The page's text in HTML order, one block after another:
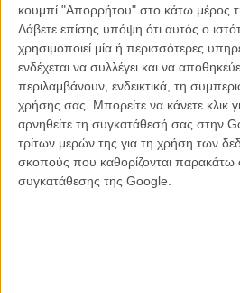
κουμπί "Απορρήτου" στο κάτω μέρος
Λάβετε επίσης υπόψη ότι αυτός ο
χρησιμοποιεί μία ή περισσότερες
ενδέχεται να συλλέγει και να
περιλαμβάνουν, ενδεικτικά, τη
χρήσης σας. Μπορείτε να κάνετε κλικ
αρνηθείτε τη συγκατάθεσή σας στην
τρίτων μερών της για τη χρήση των
σκοπούς που καθορίζονται παρακάτω
συγκατάθεσης της Google.